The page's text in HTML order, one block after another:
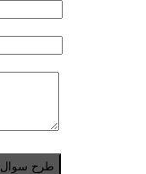
طرح سوال